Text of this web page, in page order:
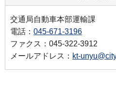
交通局自動車本部運輸課
電話： 045-671-3196
ファクス：045-322-3912
メールアドレス： kt-